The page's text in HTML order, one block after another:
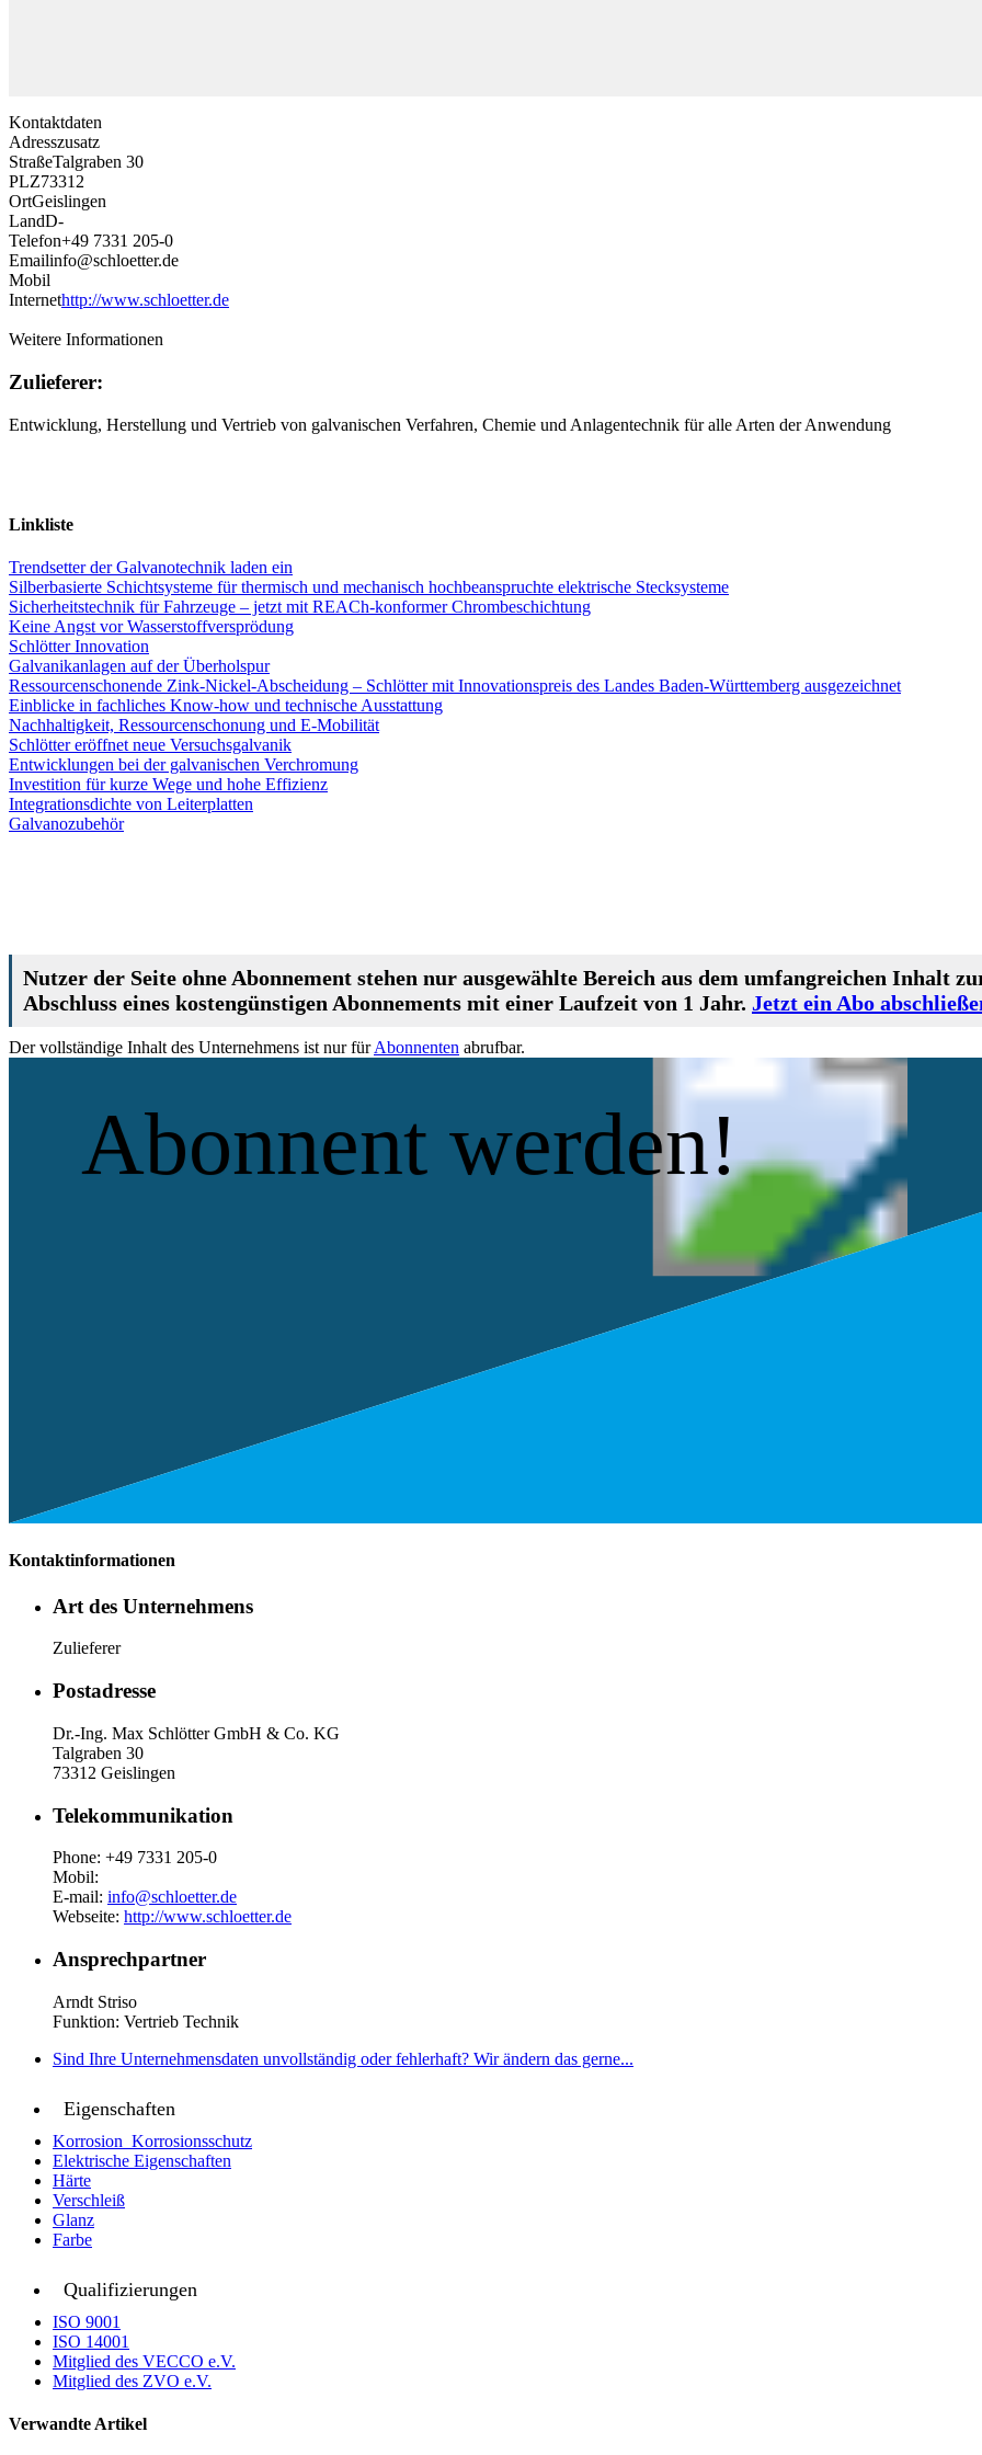
Kontaktdaten
Adresszusatz
StraßeTalgraben 30
PLZ73312
OrtGeislingen
LandD-
Telefon+49 7331 205-0
Emailinfo@schloetter.de
Mobil
Internethttp://www.schloetter.de
Weitere Informationen
Zulieferer:
Entwicklung, Herstellung und Vertrieb von galvanischen Verfahren, Chemie und Anlagentechnik für alle Arten der Anwendung
Linkliste
Trendsetter der Galvanotechnik laden ein
Silberbasierte Schichtsysteme für thermisch und mechanisch hochbeanspruchte elektrische Stecksysteme
Sicherheitstechnik für Fahrzeuge – jetzt mit REACh-konformer Chrombeschichtung
Keine Angst vor Wasserstoffversprödung
Schlötter Innovation
Galvanikanlagen auf der Überholspur
Ressourcenschonende Zink-Nickel-Abscheidung – Schlötter mit Innovationspreis des Landes Baden-Württemberg ausgezeichnet
Einblicke in fachliches Know-how und technische Ausstattung
Nachhaltigkeit, Ressourcenschonung und E-Mobilität
Schlötter eröffnet neue Versuchsgalvanik
Entwicklungen bei der galvanischen Verchromung
Investition für kurze Wege und hohe Effizienz
Integrationsdichte von Leiterplatten
Galvanozubehör
Nutzer der Seite ohne Abonnement stehen nur ausgewählte Bereich aus dem umfangreichen Inhalt
Abschluss eines kostengünstigen Abonnements mit einer Laufzeit von 1 Jahr. Jetzt ein Abo
Der vollständige Inhalt des Unternehmens ist nur fürAbonnenten abrufbar.
Abonnent werden!
Kontaktinformationen
Art des Unternehmens
Zulieferer
Postadresse
Dr.-Ing. Max Schlötter GmbH & Co. KG
Talgraben 30
73312 Geislingen
Telekommunikation
Phone: +49 7331 205-0
Mobil:
E-mail: info@schloetter.de
Webseite: http://www.schloetter.de
Ansprechpartner
Arndt Striso
Funktion: Vertrieb Technik
Sind Ihre Unternehmensdaten unvollständig oder fehlerhaft? Wir ändern das gerne...
Eigenschaften
Korrosion_Korrosionsschutz
Elektrische Eigenschaften
Härte
Verschleiß
Glanz
Farbe
Qualifizierungen
ISO 9001
ISO 14001
Mitglied des VECCO e.V.
Mitglied des ZVO e.V.
Verwandte Artikel